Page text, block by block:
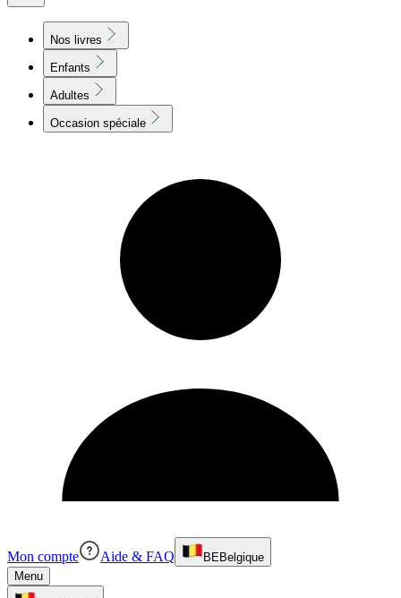
Nos livres
Enfants
Adultes
Occasion spéciale
Mon compte Aide & FAQ BEBelgique
Menu